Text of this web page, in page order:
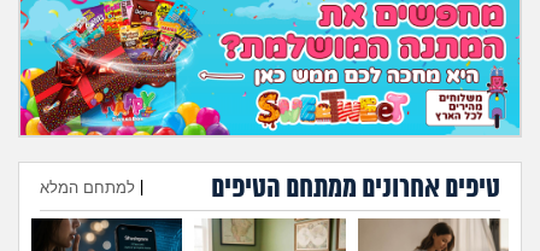
טיפים אחרונים ממתחם הטיפים למתחם המלא
הוספת טיפ